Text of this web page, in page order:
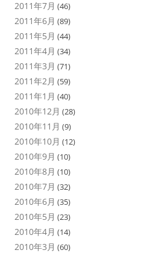
2011年7月 (46)
2011年6月 (89)
2011年5月 (44)
2011年4月 (34)
2011年3月 (71)
2011年2月 (59)
2011年1月 (40)
2010年12月 (28)
2010年11月 (9)
2010年10月 (12)
2010年9月 (10)
2010年8月 (10)
2010年7月 (32)
2010年6月 (35)
2010年5月 (23)
2010年4月 (14)
2010年3月 (60)